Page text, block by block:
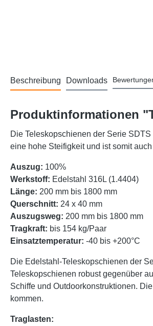
Beschreibung Downloads
Produktinformationen
Die Teleskopschienen der Serie
eine hohe Steifigkeit und ist somit
Auszug: 100%
Werkstoff: Edelstahl 316L (1.4404)
Länge: 200 mm bis 1800 mm
Querschnitt: 24 x 40 mm
Auszugsweg: 200 mm bis 1800 mm
Tragkraft: bis 154 kg/Paar
Einsatztemperatur: -40 bis +200°C
Die Edelstahl-Teleskopschienen der
Teleskopschienen robust gegenüber
Schiffe und Outdoorkonstruktionen.
kommen.
Traglasten: